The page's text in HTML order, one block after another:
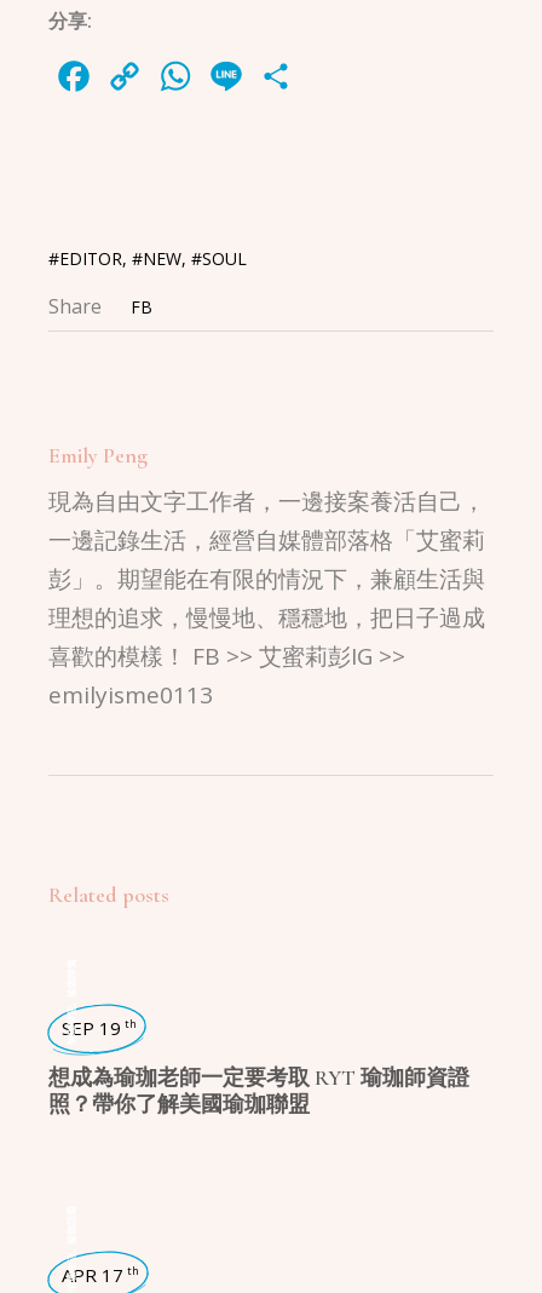
分享:
Facebook
Copy
WhatsApp
Line
#EDITOR,#NEW,#SOUL
Share FB
Emily Peng
現為自由文字工作者，一邊接案養活自己，
一邊記錄生活，經營自媒體部落格「艾蜜莉
彭」。期望能在有限的情況下，兼顧生活與
理想的追求，慢慢地、穩穩地，把日子過成
喜歡的模樣！ FB >> 艾蜜莉彭IG >>
emilyisme0113
Related posts
瑜珈學堂
SEP 19 th
想成為瑜珈老師一定要考取 RYT 瑜珈師資證
照？帶你了解美國瑜珈聯盟
瑜珈生活
APR 17 th